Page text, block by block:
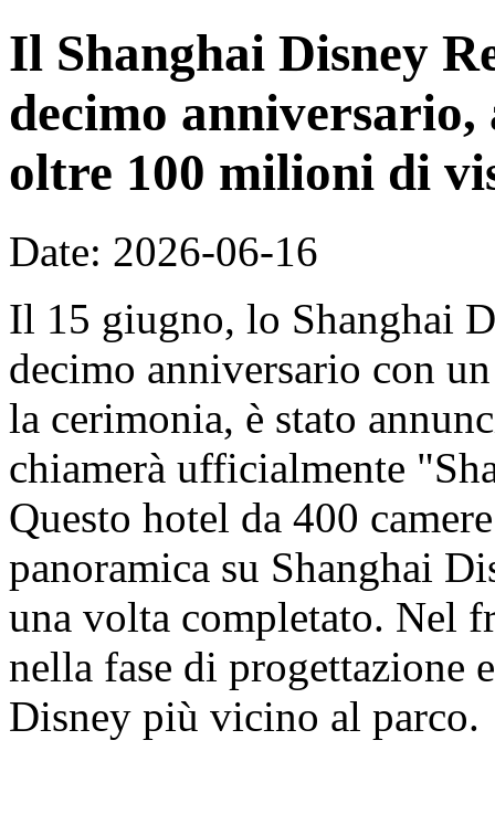
Il Shanghai Disney
decimo
oltre 100 milioni di
Date: 2026-06-16
Il 15 giugno, lo Shanghai
decimo anniversario con
la cerimonia, è stato
chiamerà ufficialmente
Questo hotel da 400
panoramica su Shanghai
una volta completato. Nel
nella fase di progettazione
Disney più vicino al parco.